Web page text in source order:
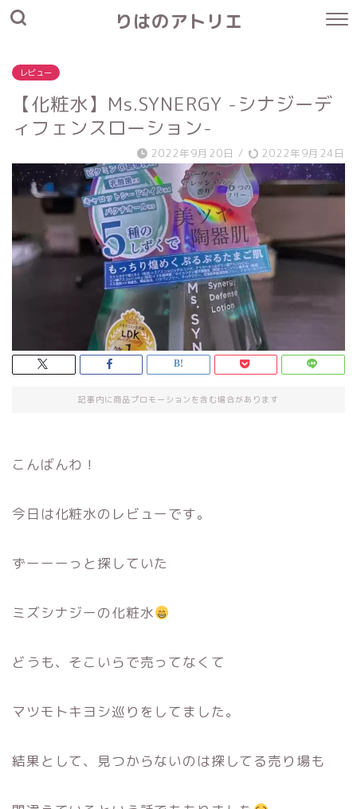
りはのアトリエ
レビュー
【化粧水】Ms.SYNERGY -シナジーデ
ィフェンスローション-
2022年9月20日 / 2022年9月24日
記事内に商品プロモーションを含む場合があります
こんばんわ！
今日は化粧水のレビューです。
ずーーーっと探していた
ミズシナジーの化粧水
どうも、そこいらで売ってなくて
マツモトキヨシ巡りをしてました。
結果として、見つからないのは探してる売り場も